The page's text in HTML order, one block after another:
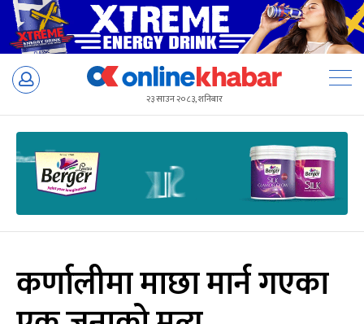
Skip
२३ साउन २०८३, शनिबार
कर्णालीमा माछा मार्न गएका